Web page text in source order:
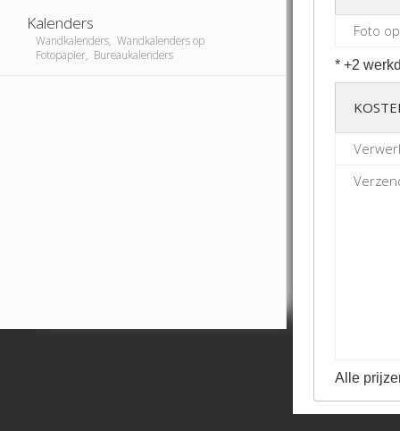
Kalenders
Wandkalenders, Wandkalenders op
Fotopapier, Bureaukalenders
Foto
* +2
Alle